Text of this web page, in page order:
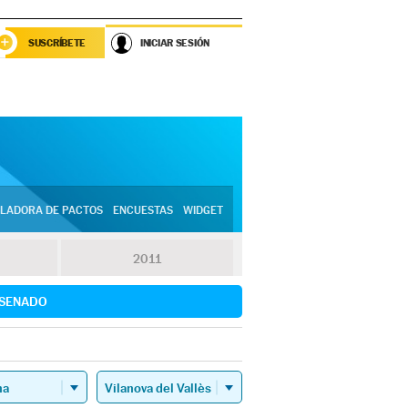
SUSCRÍBETE INICIAR SESIÓN
DE PACTOS ENCUESTAS WIDGET
2011